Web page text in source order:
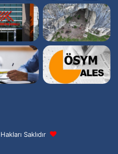
Saklıdır